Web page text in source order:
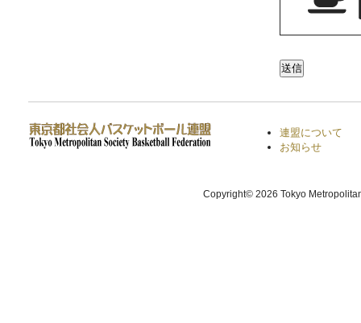
連盟について
お知らせ
Copyright© 2026 Tokyo